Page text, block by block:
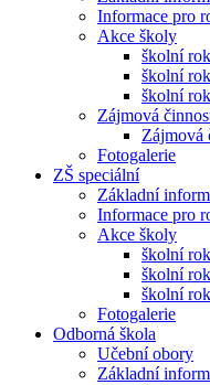
Informace pro
Akce školy
školní
školní
školní
Zájmová
Zájmová
Fotogalerie
ZŠ speciální
Základní
Informace pro
Akce školy
školní
školní
školní
Fotogalerie
Odborná škola
Učební obory
Základní